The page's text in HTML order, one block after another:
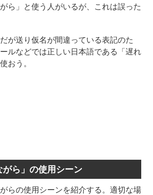
ら」と使う人がいるが、これは誤った
が送り仮名が間違っている表記のた
ルなどでは正しい日本語である「遅れ
おう。
がら」の使用シーン
らの使用シーンを紹介する。適切な場